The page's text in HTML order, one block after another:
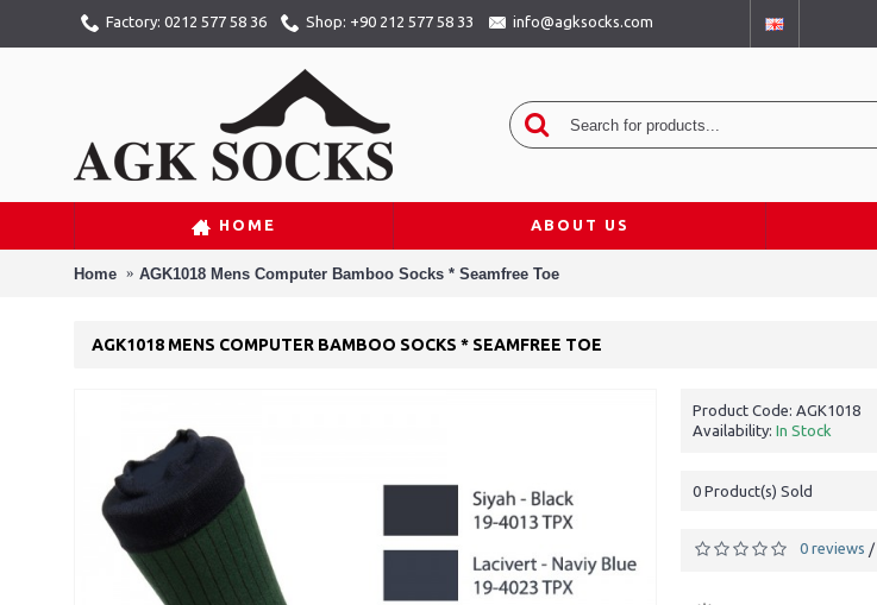
Factory: 0212 577 58 36 Shop: +90 212 577 58 33 info@agksocks.com
HOME ABOUT US
Home AGK1018 Mens Computer Bamboo Socks * Seamfree Toe
AGK1018 MENS COMPUTER BAMBOO SOCKS * SEAMFREE TOE
Product Code: AGK1018
Availability: In Stock
0 Product(s) Sold
0 reviews /